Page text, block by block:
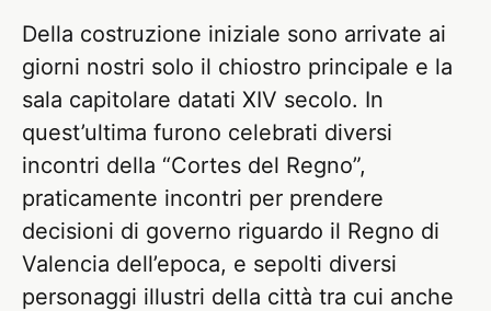
Della costruzione iniziale sono arrivate ai
giorni nostri solo il chiostro principale e la
sala capitolare datati XIV secolo. In
quest’ultima furono celebrati diversi
incontri della “Cortes del Regno”,
praticamente incontri per prendere
decisioni di governo riguardo il Regno di
Valencia dell’epoca, e sepolti diversi
personaggi illustri della città tra cui anche